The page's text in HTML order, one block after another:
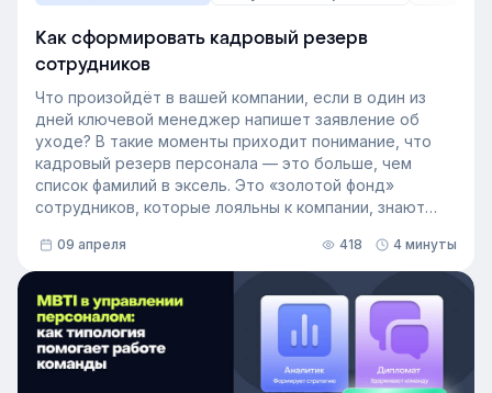
Как сформировать кадровый резерв
сотрудников
Что произойдёт в вашей компании, если в один из
дней ключевой менеджер напишет заявление об
уходе? В такие моменты приходит понимание, что
кадровый резерв персонала — это больше, чем
список фамилий в эксель. Это «золотой фонд»
сотрудников, которые лояльны к компании, знают
освободившуюся должность. Не у каждой компании
есть такой документ, потому что собирать его
вручную — трудоёмкая задача. Однако с приходом
автоматизации формирование кадрового запаса
перестало требовать большого ресурса. Теперь это
важный инструмент для любой компании, которая не
хочет зависеть от капризов рынка труда. В статье
09 апреля 418 4 минуты